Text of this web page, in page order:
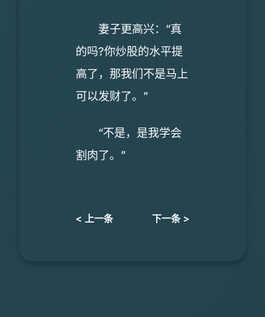
妻子更高兴：“真
的吗?你炒股的水平提
高了，那我们不是马上
可以发财了。”
“不是，是我学会
割肉了。”
< 上一条 下一条 >